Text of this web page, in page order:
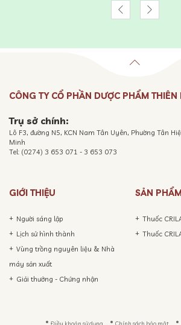
CÔNG TY CỔ PHẦN DƯỢC PHẨM THIÊN
Trụ sở chính:
Lô F3, đường N5, KCN Nam Tân Uyên, Phường Tân
Minh
Tel: (0274) 3 653 071 - 3 653 073
GIỚI THIỆU
Người sáng lập
Lịch sử hình thành
Vùng trồng nguyên liệu & Nhà
máy sản xuất
Giải thưởng - Chứng nhận
SẢN
Thuốc
Thuốc
Điều khoản sử dụng Chính sách bảo mật